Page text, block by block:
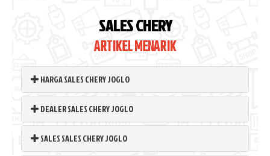
SALES CHERY
ARTIKEL MENARIK
HARGA SALES CHERY JOGLO
DEALER SALES CHERY JOGLO
SALES SALES CHERY JOGLO